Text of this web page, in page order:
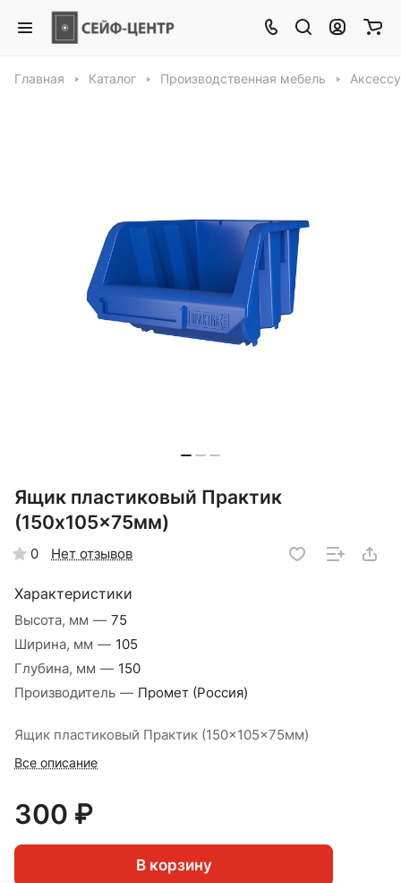
Главная Каталог Производственная мебель
Ящик пластиковый Практик
(150x105x75мм)
0 Нет отзывов
Характеристики
Высота, мм — 75
Ширина, мм — 105
Глубина, мм — 150
Производитель — Промет (Россия)
Ящик пластиковый Практик (150x105x75мм)
Все описание
300 ₽
В корзину